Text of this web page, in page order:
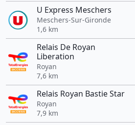
U Express Meschers
Meschers-Sur-Gironde
1,6 km
Relais De Royan
Liberation
Royan
7,6 km
Relais Royan Bastie Star
Royan
7,9 km